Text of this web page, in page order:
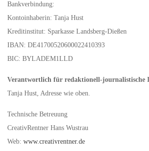
Bankverbindung:
Kontoinhaberin: Tanja Hust
Kreditinstitut: Sparkasse Landsberg-Dießen
IBAN: DE41700520600022410393
BIC: BYLADEM1LLD
Verantwortlich für redaktionell-journalistische
Tanja Hust, Adresse wie oben.
Technische Betreuung
CreativRentner Hans Wustrau
Web: www.creativrentner.de